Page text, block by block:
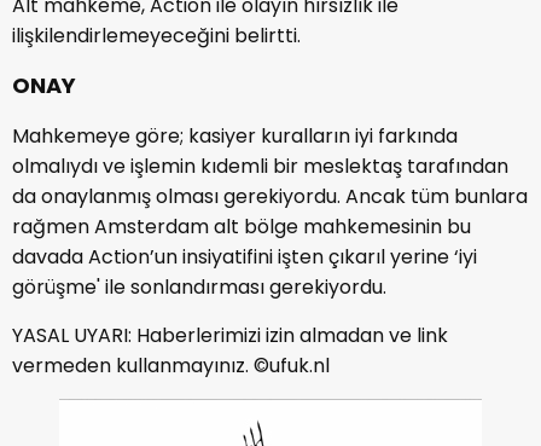
ilişkilendirlemeyeceğini belirtti.
ONAY
Mahkemeye göre; kasiyer kuralların iyi farkında
olmalıydı ve işlemin kıdemli bir meslektaş tarafından
da onaylanmış olması gerekiyordu. Ancak tüm bunlara
rağmen Amsterdam alt bölge mahkemesinin bu
davada Action’un insiyatifini işten çıkarıl yerine ‘iyi
görüşme' ile sonlandırması gerekiyordu.
YASAL UYARI: Haberlerimizi izin almadan ve link
vermeden kullanmayınız. ©ufuk.nl